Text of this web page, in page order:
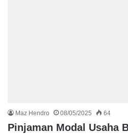
Maz Hendro 08/05/2025 64
Pinjaman Modal Usaha